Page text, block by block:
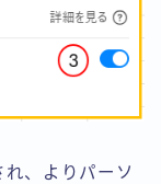
、よりパーソ